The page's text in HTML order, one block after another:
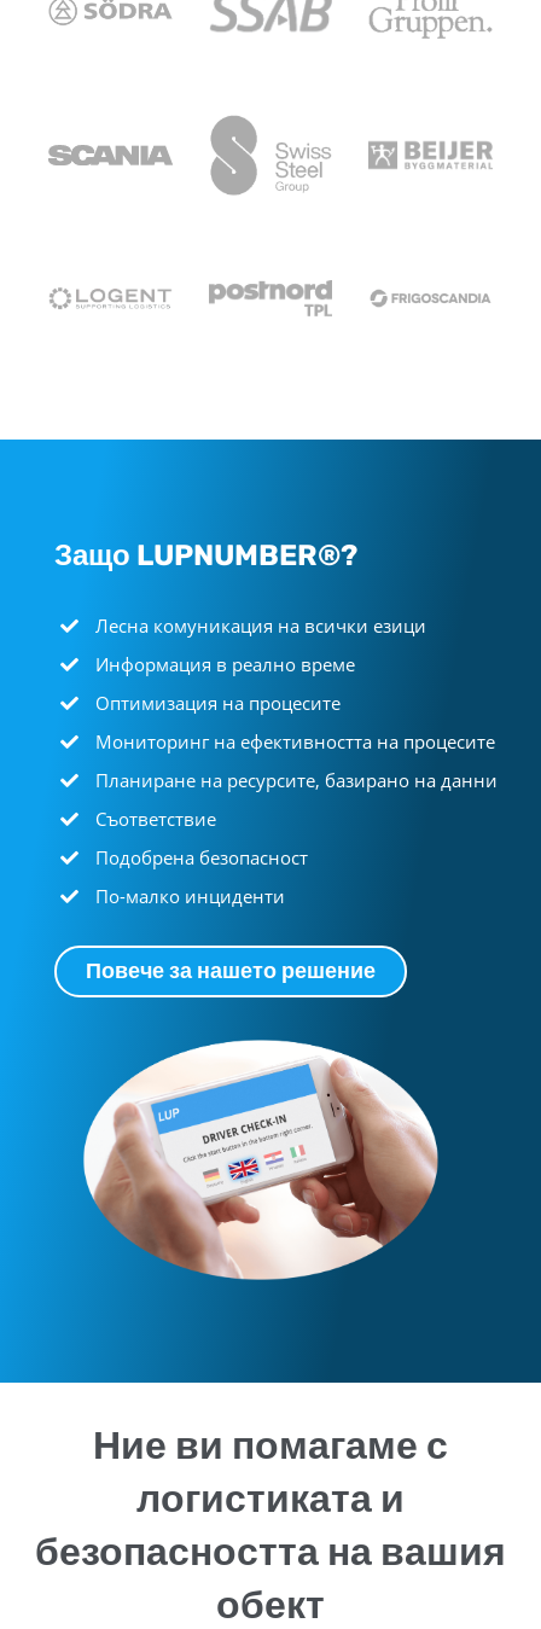
Защо LUPNUMBER®?
Лесна комуникация на всички езици
Информация в реално време
Оптимизация на процесите
Мониторинг на ефективността на процесите
Планиране на ресурсите, базирано на данни
Съответствие
Подобрена безопасност
По-малко инциденти
Повече за нашето решение
Ние ви помагаме с
логистиката и
безопасността на вашия
обект